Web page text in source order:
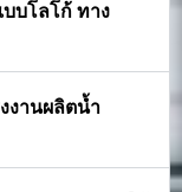
บโลโก้ ทาง
งานผลิตน้ำ